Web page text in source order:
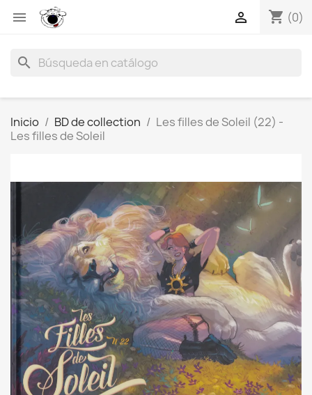
 shopping_cart (0)

search
Inicio BD de collection
Les filles de Soleil (22) -
Les filles de Soleil